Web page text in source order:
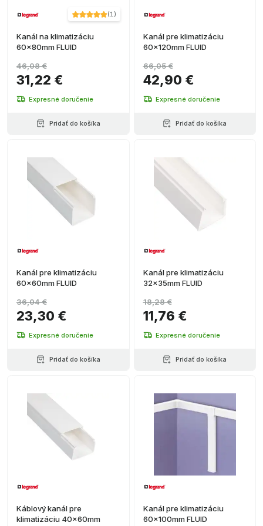
(1)
Kanál na klimatizáciu
60x80mm FLUID
31,22 €
46,08 €
Expresné doručenie
Pridať do košíka
Kanál pre klimatizáciu
60x120mm FLUID
42,90 €
66,05 €
Expresné doručenie
Pridať do košíka
Kanál pre klimatizáciu
60x60mm FLUID
23,30 €
36,04 €
Expresné doručenie
Pridať do košíka
Kanál pre klimatizáciu
32x35mm FLUID
11,76 €
18,28 €
Expresné doručenie
Pridať do košíka
Káblový kanál pre
klimatizáciu 40x60mm
Kanál pre klimatizáciu
60x100mm FLUID